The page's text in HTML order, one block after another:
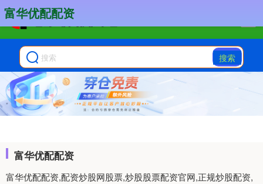
搜索
富华优配配资
富华优配配资,配资炒股网股票,炒股股票配资官网,正规炒股配资,
富华优配配资